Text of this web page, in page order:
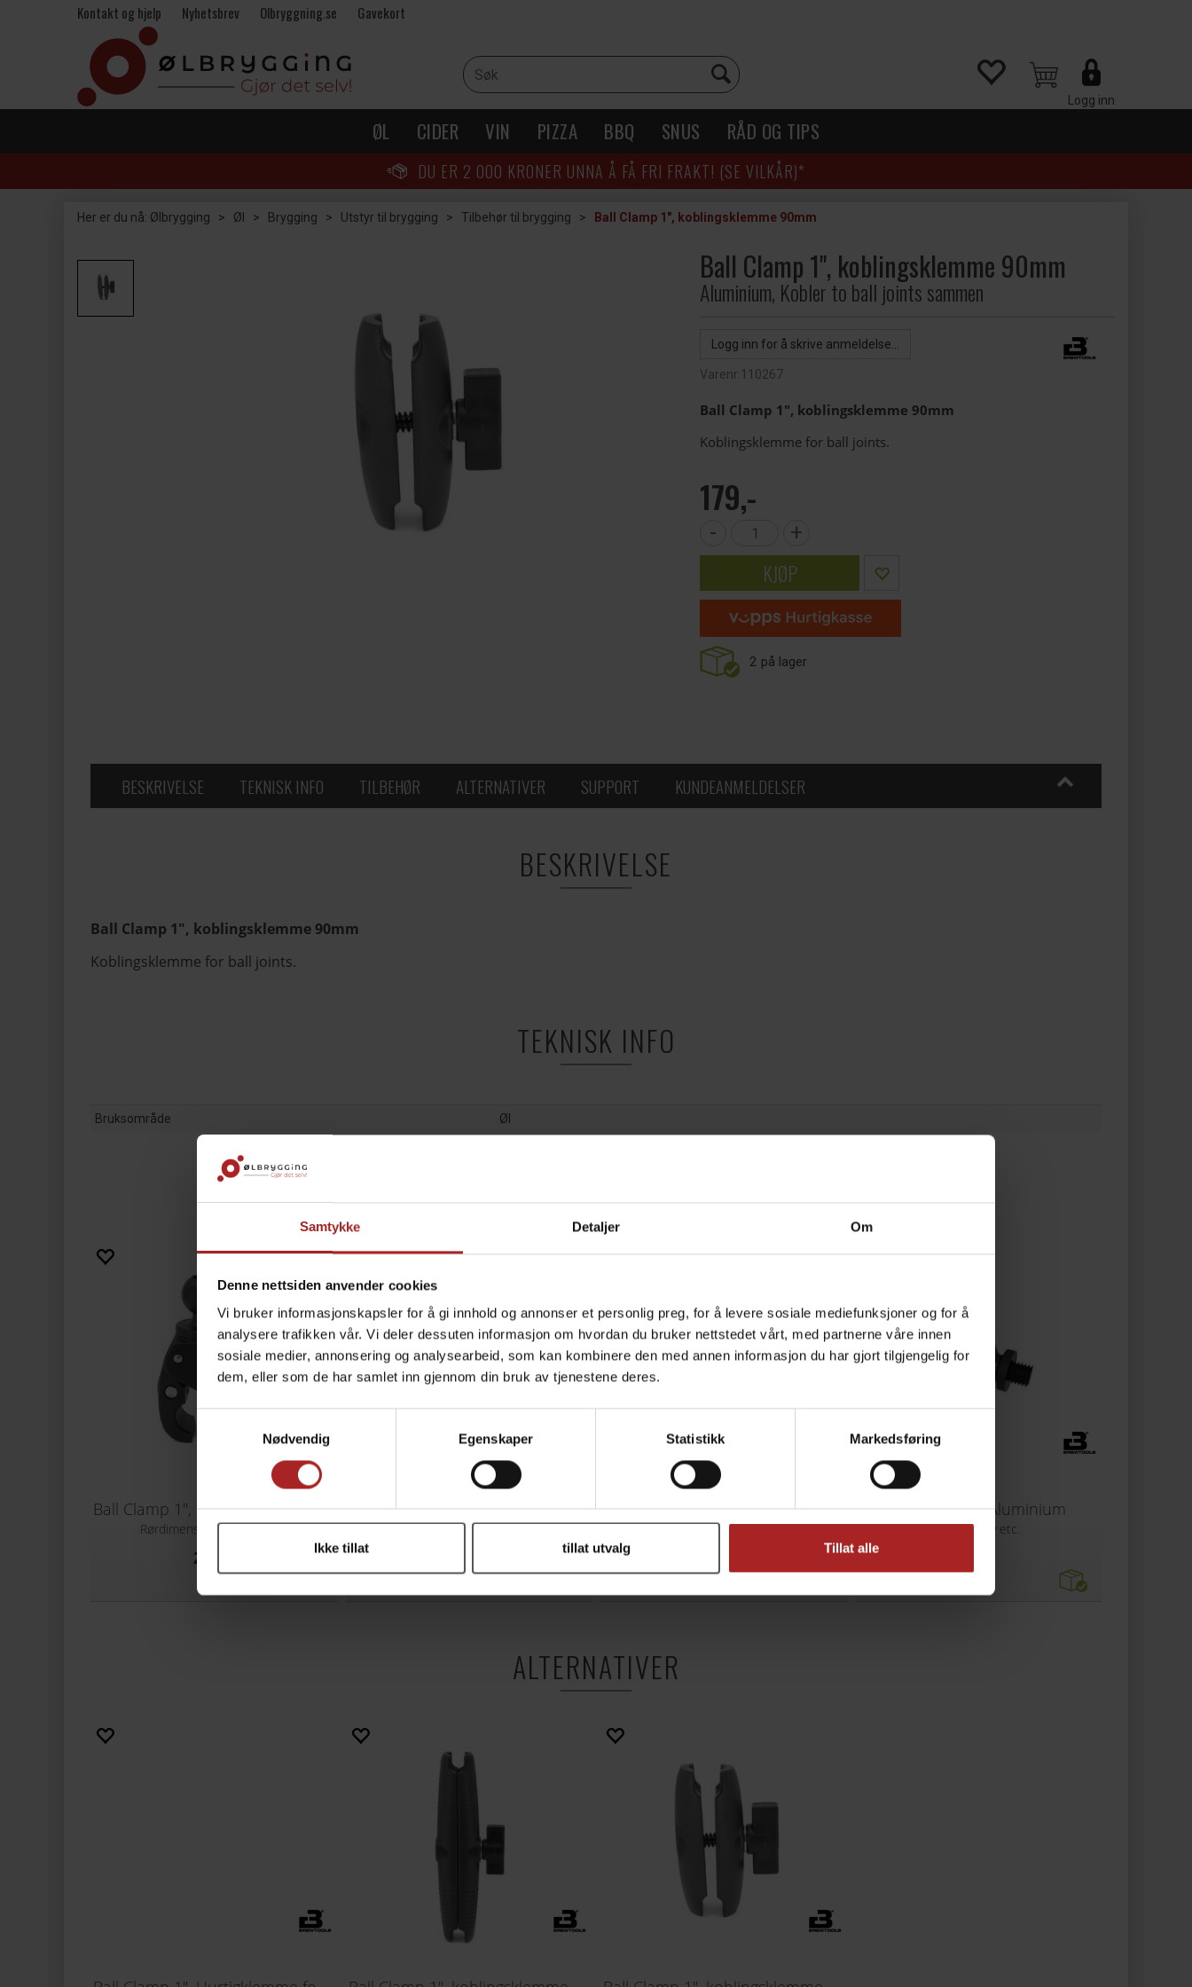
Samtykke Detaljer Om
Denne nettsiden anvender cookies
Vi bruker informasjonskapsler for å gi innhold og annonser et personlig preg, for å levere sosiale mediefunksjoner og for å
analysere trafikken vår. Vi deler dessuten informasjon om hvordan du bruker nettstedet vårt, med partnerne våre innen
sosiale medier, annonsering og analysearbeid, som kan kombinere den med annen informasjon du har gjort tilgjengelig for
dem, eller som de har samlet inn gjennom din bruk av tjenestene deres.
Nødvendig
Egenskaper Statistikk Markedsføring
Ikke tillat tillat utvalg Tillat alle
Kontakt og hjelp Nyhetsbrev Olbryggning.se Gavekort
Logg inn
ØL CIDER VIN PIZZA BBQ SNUS RÅD OG TIPS
DU ER 2 000 KRONER UNNA Å FÅ FRI FRAKT! (SE VILKÅR)*
Her er du nå: Ølbrygging > Øl > Brygging > Utstyr til brygging > Tilbehør til brygging > Ball Clamp 1", koblingsklemme 90mm
Ball Clamp 1", koblingsklemme 90mm
Aluminium, Kobler to ball joints sammen
Logg inn for å skrive anmeldelse...
Varenr:110267
Ball Clamp 1", koblingsklemme 90mm
Koblingsklemme for ball joints.
179,-
- +
KJØP
2 på lager
BESKRIVELSE TEKNISK INFO TILBEHØR ALTERNATIVER SUPPORT KUNDEANMELDELSER
BESKRIVELSE
Ball Clamp 1", koblingsklemme 90mm
Koblingsklemme for ball joints.
TEKNISK INFO
Bruksområde Øl
Ball Clamp 1", Hurtigklemme for rør
Rørdimensjon Ø 18-35mm
279,-
Ball Joint 1", Rørfeste, 19/23mm
Rørfeste i aluminium
Ball Joint 1", Veggfeste
Nylon, 5mm skruehull
Ball Joint M8, Aluminium
For display etc.
ALTERNATIVER